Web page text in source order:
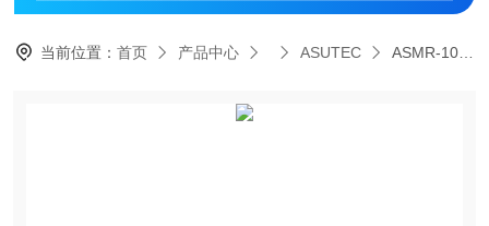
当前位置：首页 产品中心 ASUTEC ASMR-1000-EW-15德国ASUTEC止动器